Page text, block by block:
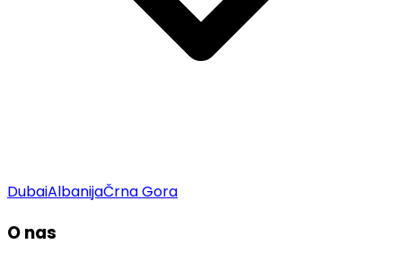
DubaiAlbanijaČrna Gora
O nas